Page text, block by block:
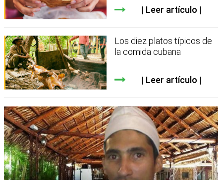
Leer artículo
Los diez platos típicos de
la comida cubana
Leer artículo